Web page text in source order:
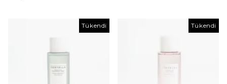
Tükendi Tükendi